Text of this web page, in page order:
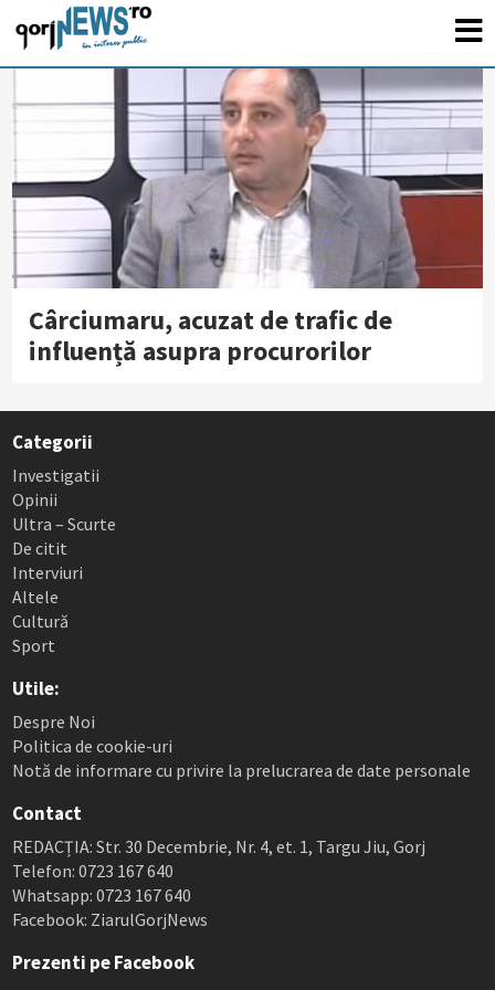
Cârciumaru, acuzat de trafic de
influență asupra procurorilor
Categorii
Investigatii
Opinii
Ultra – Scurte
De citit
Interviuri
Altele
Cultură
Sport
Utile:
Despre Noi
Politica de cookie-uri
Notă de informare cu privire la prelucrarea de date personale
Contact
REDACȚIA: Str. 30 Decembrie, Nr. 4, et. 1, Targu Jiu, Gorj
Telefon: 0723 167 640
Whatsapp: 0723 167 640
Facebook: ZiarulGorjNews
Prezenti pe Facebook